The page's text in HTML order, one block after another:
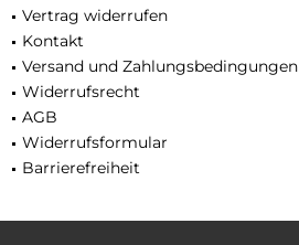
Vertrag widerrufen
Kontakt
Versand und Zahlungsbedingungen
Widerrufsrecht
AGB
Widerrufsformular
Barrierefreiheit